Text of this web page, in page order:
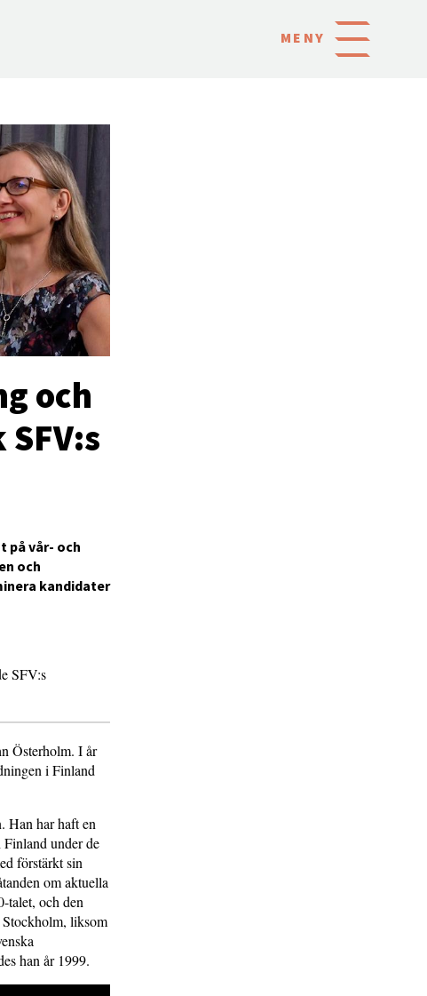
MENY
och
på vår- och
och
kandidater
SFV:s
Österholm. I år
i Finland
Han har haft en
under de
förstärkt sin
om aktuella
talet, och den
liksom
han år 1999.